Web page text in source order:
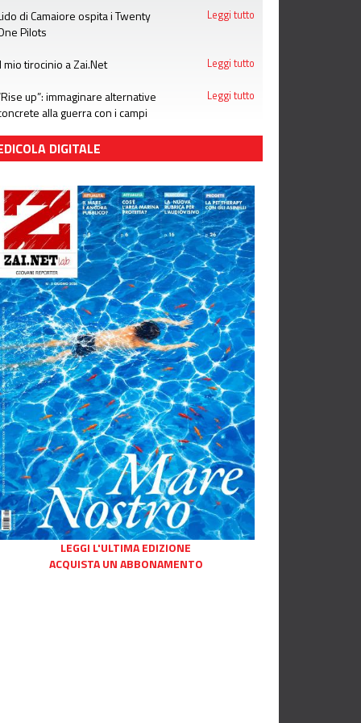
di Camaiore ospita i Twenty
Pilots
Leggi tutto
mio tirocinio a Zai.Net Leggi tutto
up”: immaginare alternative
alla guerra con i campi
Leggi tutto
DIGITALE
LEGGI L'ULTIMA EDIZIONE
ACQUISTA UN ABBONAMENTO